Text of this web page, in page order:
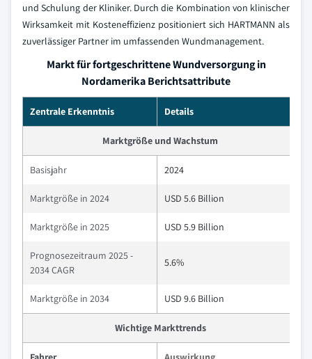
und Schulung der Kliniker. Durch die Kombination von klinischer
Wirksamkeit mit Kosteneffizienz positioniert sich HARTMANN als
zuverlässiger Partner im umfassenden Wundmanagement.
Markt für fortgeschrittene Wundversorgung in
Nordamerika Berichtsattribute
Zentrale Erkenntnis Details
Marktgröße und Wachstum
Basisjahr 2024
Marktgröße in 2024 USD 5.6 Billion
Marktgröße in 2025 USD 5.9 Billion
Prognosezeitraum 2025 -
2034 CAGR
5.6%
Marktgröße in 2034 USD 9.6 Billion
Wichtige Markttrends